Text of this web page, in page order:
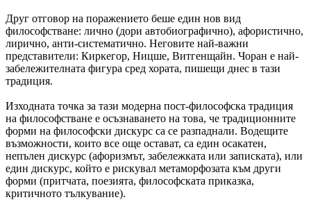
Друг отговор на поражението беше един нов вид
философстване: лично (дори автобиографично), афористично,
лирично, анти-систематично. Неговите най-важни
представители: Киркегор, Ницше, Витгенщайн. Чоран е най-
забележителната фигура сред хората, пишещи днес в тази
традиция.
Изходната точка за тази модерна пост-философска традиция
на философстване е осъзнаването на това, че традиционните
форми на философски дискурс са се разпаднали. Водещите
възможности, които все още остават, са един осакатен,
непълен дискурс (афоризмът, забележката или записката), или
един дискурс, който е рискувал метаморфозата към други
форми (притчата, поезията, философската приказка,
критичното тълкувание).